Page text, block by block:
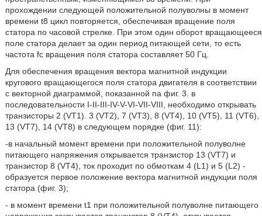
прохождении следующей положительной полуволны в момент
времени t8 цикл повторяется, обеспечивая вращение поля
статора по часовой стрелке. При этом один оборот вращающееся
поле статора делает за один период питающей сети, то есть
частота fc вращения поля статора составляет 50 Гц.
Для обеспечения вращения вектора магнитной индукции
кругового вращающегося поля статора двигателя в соответствии
с векторной диаграммой, показанной па фиг. 3. в
последовательности I-II-III-IV-V-VI-VII-VIII, необходимо открывать
транзисторы 2 (VT1). 3 (VT2), 7 (VT3), 8 (VT4), 10 (VT5), 11 (VT6),
13 (VT7), 14 (VT8) в следующем порядке (фиг. 11):
-в начальный момент времени при положительной полуволне
питающего напряжения открывается транзистор 13 (VT7) и
транзистор 8 (VT4), ток проходит по обмоткам 4 (L1) и 5 (L2) -
образуется первое положение вектора магнитной индукции поля
статора (фиг. 3);
- в момент времени t1 при положительной полуволне питающего